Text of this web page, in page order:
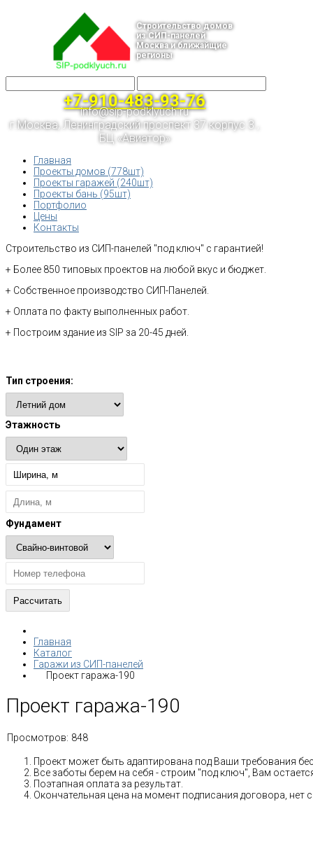
Строительство домов
из СИП-панелей
Москва и ближайщие
регионы
+7-910-483-93-76
info@sip-podklyuch.ru
г.Москва, Ленинградский проспект 37 корпус 3 ,
БЦ «Авиатор»
Главная
Проекты домов (778шт)
Проекты гаражей (240шт)
Проекты бань (95шт)
Портфолио
Цены
Контакты
Строительство из СИП-панелей "под ключ" с гарантией!
+ Более 850 типовых проектов на любой вкус и бюджет.
+ Собственное производство СИП-Панелей.
+ Оплата по факту выполненных работ.
+ Построим здание из SIP за 20-45 дней.
Тип строения:
Этажность
Фундамент
Главная
Каталог
Гаражи из СИП-панелей
Проект гаража-190
Проект гаража-190
Просмотров: 848
Проект может быть адаптирована под Ваши требования
Все заботы берем на себя - строим "под ключ", Вам
Поэтапная оплата за результат.
Окончательная цена на момент подписания договора, нет